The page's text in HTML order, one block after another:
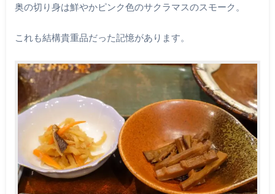
奥の切り身は鮮やかピンク色のサクラマスのスモーク。
これも結構貴重品だった記憶があります。